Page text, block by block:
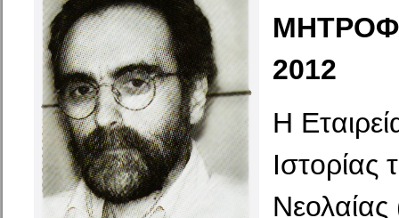
2012
Η
Ιστορίας